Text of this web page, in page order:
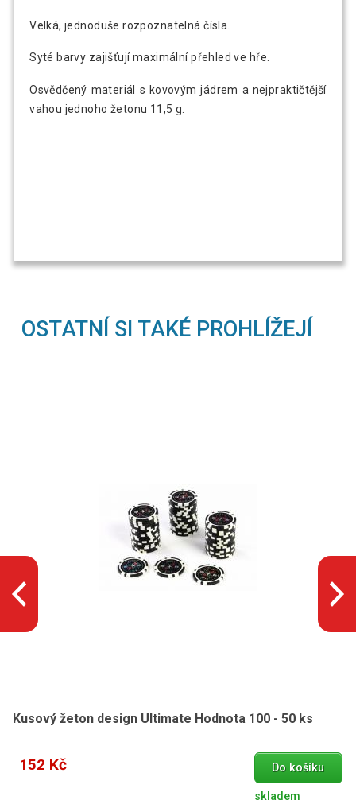
Velká, jednoduše rozpoznatelná čísla.
Syté barvy zajišťují maximální přehled ve hře.
Osvědčený materiál s kovovým jádrem a nejpraktičtější
vahou jednoho žetonu 11,5 g.
OSTATNÍ SI TAKÉ PROHLÍŽEJÍ
Kusový žeton design Ultimate Hodnota 100 - 50 ks
152 Kč Do košíku
skladem